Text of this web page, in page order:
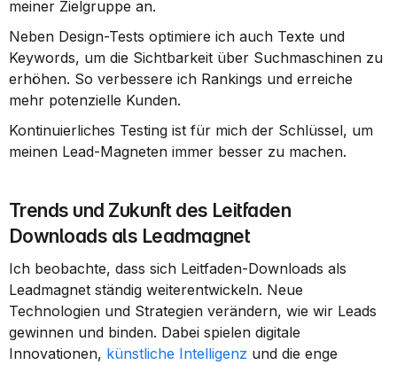
meiner Zielgruppe an.
Neben Design-Tests optimiere ich auch Texte und
Keywords, um die Sichtbarkeit über Suchmaschinen zu
erhöhen. So verbessere ich Rankings und erreiche
mehr potenzielle Kunden.
Kontinuierliches Testing ist für mich der Schlüssel, um
meinen Lead-Magneten immer besser zu machen.
Trends und Zukunft des Leitfaden
Downloads als Leadmagnet
Ich beobachte, dass sich Leitfaden-Downloads als
Leadmagnet ständig weiterentwickeln. Neue
Technologien und Strategien verändern, wie wir Leads
gewinnen und binden. Dabei spielen digitale
Innovationen, künstliche Intelligenz und die enge